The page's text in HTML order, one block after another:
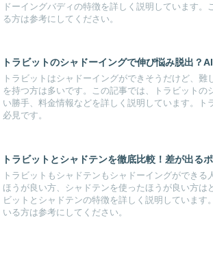
ドーイングバディの特徴を詳しく説明しています
る方は参考にしてください。
トラビットのシャドーイングで伸び悩み脱出？
トラビットはシャドーイングができそうだけど、
を持つ方は多いです。この記事では、トラビット
い勝手、料金情報などを詳しく説明しています。
必見です。
トラビットとシャドテンを徹底比較！差が出る
トラビットもシャドテンもシャドーイングができ
ほうが良い方、シャドテンを使ったほうが良い方は
ビットとシャドテンの特徴を詳しく説明していま
いる方は参考にしてください。